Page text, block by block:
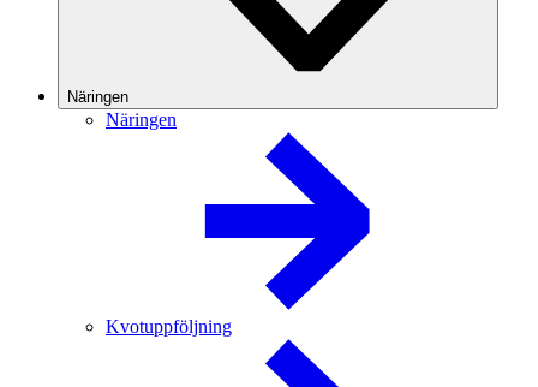
Näringen
Näringen
Kvotuppföljning